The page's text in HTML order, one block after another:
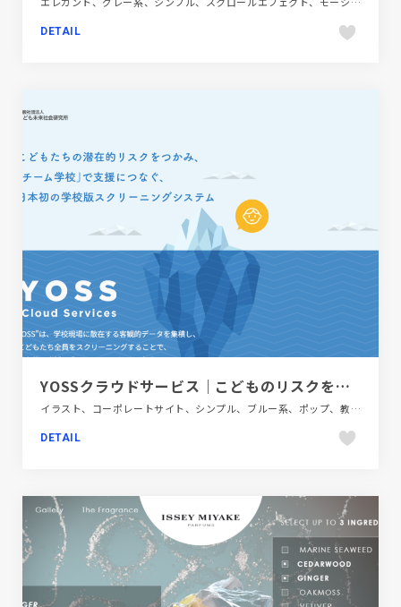
DETAIL
YOSSクラウドサービス｜こどものリスクを早期に発見し支援につなぐ
イラスト、コーポレートサイト、シンプル、ブルー系、ポップ、教育・学校
DETAIL